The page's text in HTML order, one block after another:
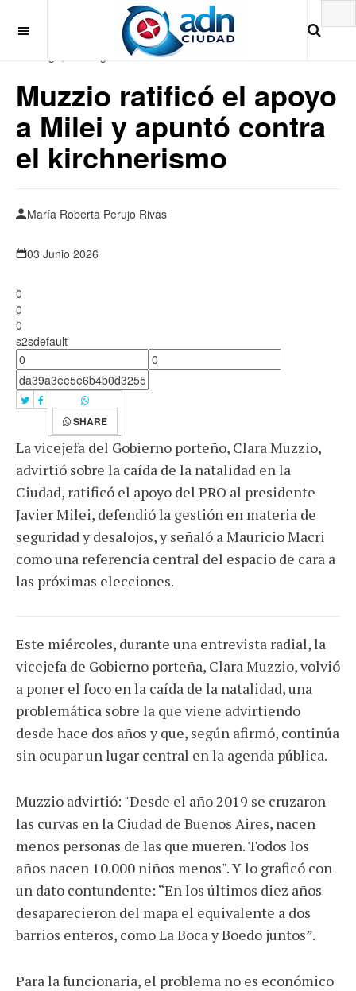
Domingo, 9 de Agosto 2026
Muzzio ratificó el apoyo
a Milei y apuntó contra
el kirchnerismo
María Roberta Perujo Rivas
03 Junio 2026
0
0
0
s2sdefault
SHARE
La vicejefa del Gobierno porteño, Clara Muzzio,
advirtió sobre la caída de la natalidad en la
Ciudad, ratificó el apoyo del PRO al presidente
Javier Milei, defendió la gestión en materia de
seguridad y desalojos, y señaló a Mauricio Macri
como una referencia central del espacio de cara a
las próximas elecciones.
Este miércoles, durante una entrevista radial, la
vicejefa de Gobierno porteña, Clara Muzzio, volvió
a poner el foco en la caída de la natalidad, una
problemática sobre la que viene advirtiendo
desde hace dos años y que, según afirmó, continúa
sin ocupar un lugar central en la agenda pública.
Muzzio advirtió: "Desde el año 2019 se cruzaron
las curvas en la Ciudad de Buenos Aires, nacen
menos personas de las que mueren. Todos los
años nacen 10.000 niños menos". Y lo graficó con
un dato contundente: “En los últimos diez años
desaparecieron del mapa el equivalente a dos
barrios enteros, como La Boca y Boedo juntos”.
Para la funcionaria, el problema no es económico